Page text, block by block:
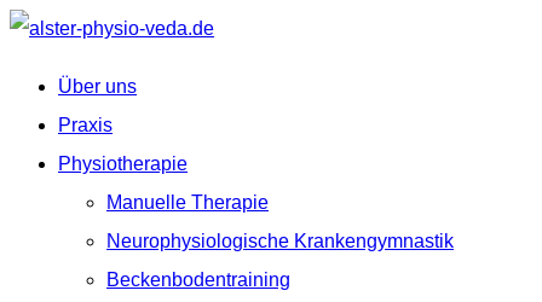
Über uns
Praxis
Physiotherapie
Manuelle Therapie
Neurophysiologische Krankengymnastik
Beckenbodentraining